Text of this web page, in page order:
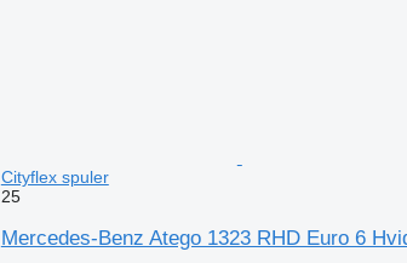
Cityflex spuler
25
Mercedes-Benz Atego 1323 RHD Euro 6